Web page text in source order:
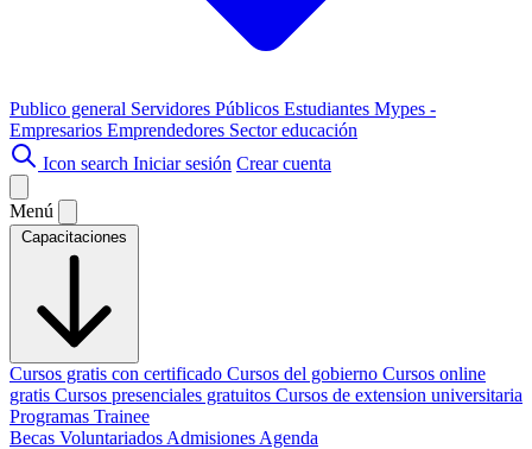
Publico general Servidores Públicos Estudiantes Mypes -
Empresarios Emprendedores Sector educación
Icon search Iniciar sesión Crear cuenta
Menú
Capacitaciones
Cursos gratis con certificado Cursos del gobierno Cursos online
gratis Cursos presenciales gratuitos Cursos de extension universitaria
Programas Trainee
Becas Voluntariados Admisiones Agenda